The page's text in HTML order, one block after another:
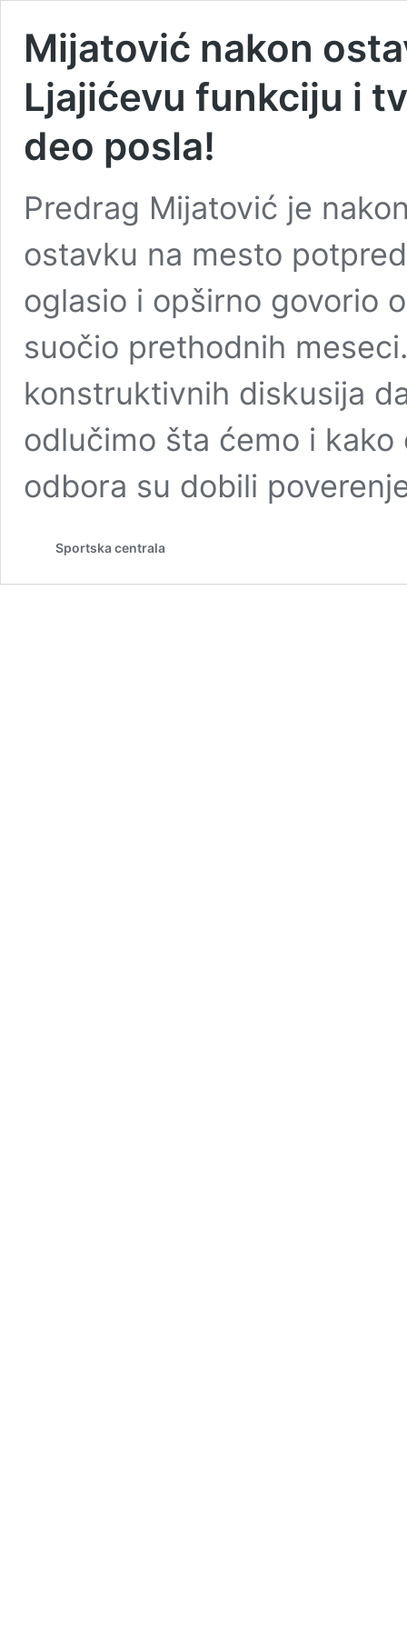
Mijatović nakon
Ljajićevu funkciju i
deo posla!
Predrag Mijatović je
ostavku na mesto
oglasio i opširno govorio
suočio prethodnih
konstruktivnih diskusija
odlučimo šta ćemo i
odbora su dobili
Sportska centrala